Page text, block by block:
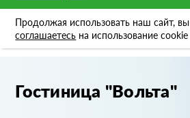
Продолжая использовать наш сайт, вы
соглашаетесь на использование cookie
Портфолио Гостиница "Вольта"
Гостиница "Вольта"